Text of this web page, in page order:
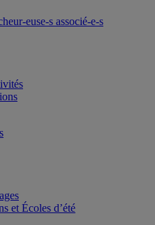
euse-s associé-e-s
et Écoles d’été